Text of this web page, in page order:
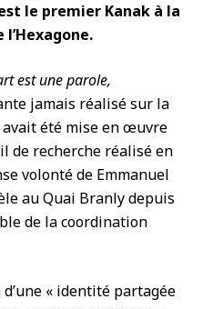
le premier Kanak à la
est une parole,
jamais réalisé sur la
avait été mise en œuvre
de recherche réalisé en
volonté de Emmanuel
au Quai Branly depuis
de la coordination
« identité partagée